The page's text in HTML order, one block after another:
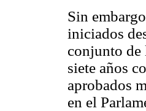
Sin
iniciados
conjunto de
siete años
aprobados
en el